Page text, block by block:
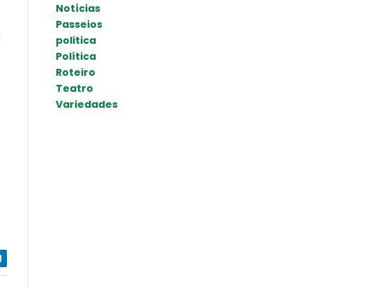
Notícias
Passeios
politica
Política
Roteiro
Teatro
Variedades